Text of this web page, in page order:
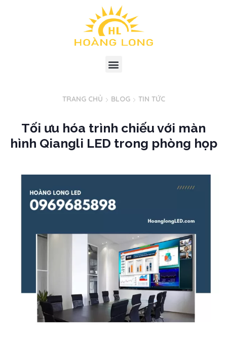
TRANG CHỦ BLOG TIN TỨC
Tối ưu hóa trình chiếu với màn
hình Qiangli LED trong phòng họp